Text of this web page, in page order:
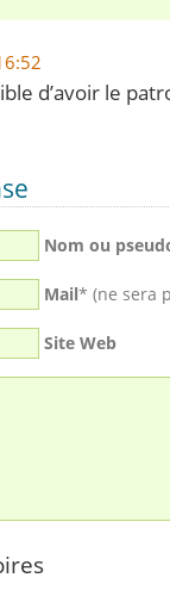
d’avoir le
Nom ou
Mail* (ne sera
Site Web